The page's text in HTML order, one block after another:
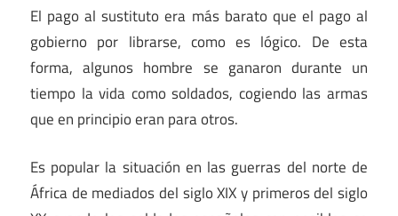
El pago al sustituto era más barato que el pago al
gobierno por librarse, como es lógico. De esta
forma, algunos hombre se ganaron durante un
tiempo la vida como soldados, cogiendo las armas
que en principio eran para otros.
Es popular la situación en las guerras del norte de
África de mediados del siglo XIX y primeros del siglo